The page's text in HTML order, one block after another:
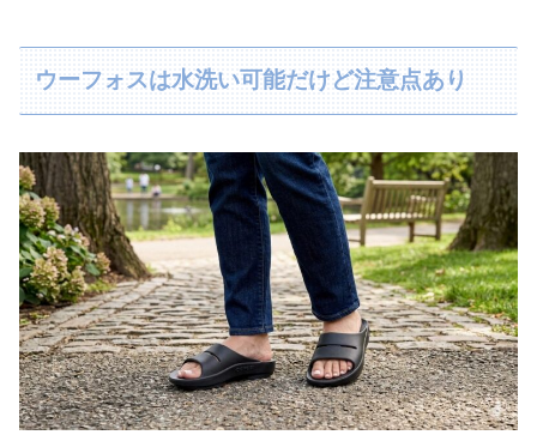
ウーフォスは水洗い可能だけど注意点あり